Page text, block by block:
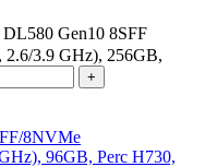
Gen10 8SFF
3.9 GHz), 256GB,
+
8NVMe
96GB, Perc H730,